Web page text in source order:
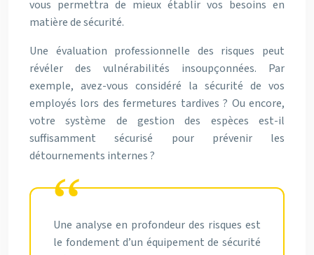
vous permettra de mieux établir vos besoins en
matière de sécurité.
Une évaluation professionnelle des risques peut
révéler des vulnérabilités insoupçonnées. Par
exemple, avez-vous considéré la sécurité de vos
employés lors des fermetures tardives ? Ou encore,
votre système de gestion des espèces est-il
suffisamment sécurisé pour prévenir les
détournements internes ?
Une analyse en profondeur des risques est
le fondement d’un équipement de sécurité